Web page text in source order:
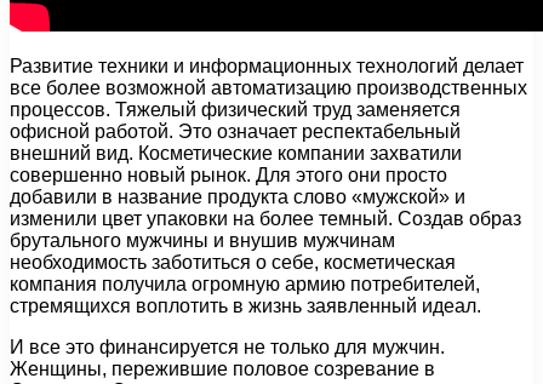
Развитие техники и информационных технологий делает
все более возможной автоматизацию производственных
процессов. Тяжелый физический труд заменяется
офисной работой. Это означает респектабельный
внешний вид. Косметические компании захватили
совершенно новый рынок. Для этого они просто
добавили в название продукта слово «мужской» и
изменили цвет упаковки на более темный. Создав образ
брутального мужчины и внушив мужчинам
необходимость заботиться о себе, косметическая
компания получила огромную армию потребителей,
стремящихся воплотить в жизнь заявленный идеал.
И все это финансируется не только для мужчин.
Женщины, пережившие половое созревание в